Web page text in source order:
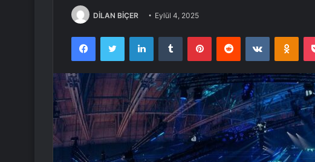
DİLAN BİÇER Eylül 4, 2025
FacebookTwitter LinkedInTumblr PinterestReddit VKontakte